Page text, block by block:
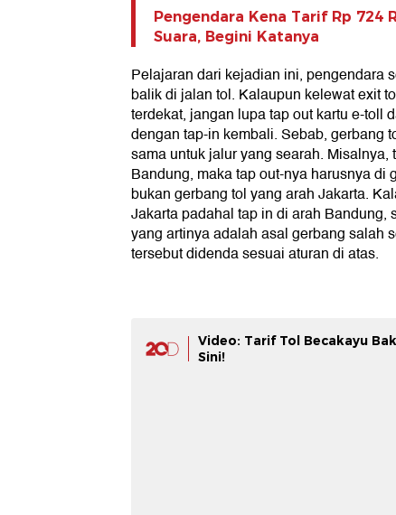
Pengendara Kena Tarif Rp 724
Suara, Begini Katanya
Pelajaran dari kejadian ini, pengendara
balik di jalan tol. Kalaupun kelewat exit
terdekat, jangan lupa tap out kartu e-toll
dengan tap-in kembali. Sebab, gerbang
sama untuk jalur yang searah. Misalnya,
Bandung, maka tap out-nya harusnya di
bukan gerbang tol yang arah Jakarta.
Jakarta padahal tap in di arah Bandung,
yang artinya adalah asal gerbang salah
tersebut didenda sesuai aturan di atas.
Video: Tarif Tol Becakayu
Sini!